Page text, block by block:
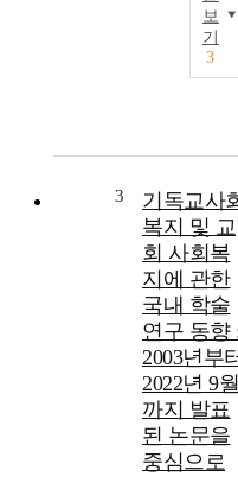
보
기
3
3
기독교사
복지 및 교
회 사회복
지에 관한
국내 학술
연구 동향
2003년부
2022년 9월
까지 발표
된 논문을
중심으로